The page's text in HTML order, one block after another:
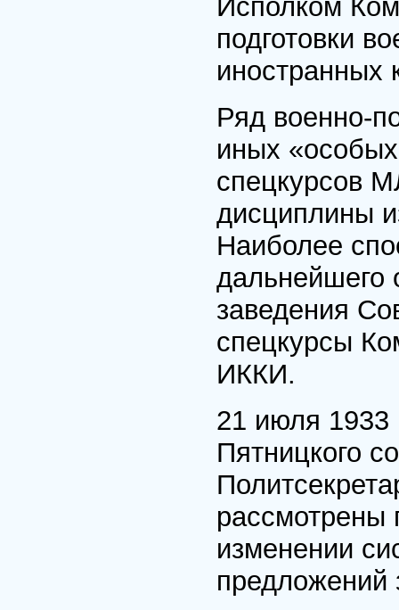
Исполком
подготовки
иностранных
Ряд военно-
иных
спецкурсов
дисциплины
Наиболее
дальнейшего
заведения
спецкурсы
ИККИ.
21 июля 1933
Пятницкого
рассмотрены
изменении